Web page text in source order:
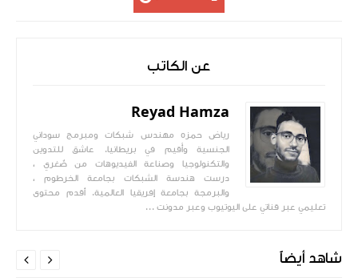
عن الكاتب
Reyad Hamza
رياض حمزه مهندس شبكات ومبرمج سوداني
الجنسية وأُقيم في بريطانيا. عاشق للتدوين
والتكنولوجيا وصناعة الفيديوهات من صٌغري ،
درست هندسة الشبكات بجامعة الخرطوم ،
والبرمجة بجامعة إفريقيا العالمية. أقدم محتوى
تعليمي عبر قناتي على اليوتيوب وعبر مدونت ...
شاهد أيضاً 
